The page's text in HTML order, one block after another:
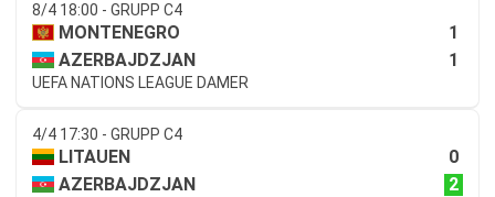
8/4 18:00 - GRUPP C4
MONTENEGRO
1
AZERBAJDZJAN
1
UEFA NATIONS LEAGUE DAMER
4/4 17:30 - GRUPP C4
LITAUEN
0
AZERBAJDZJAN
2